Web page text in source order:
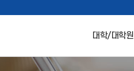
대학/대학원